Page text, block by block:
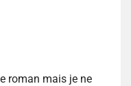
roman mais je ne